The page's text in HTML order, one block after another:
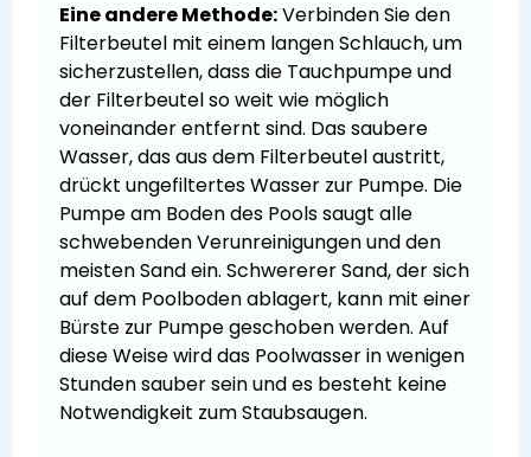
Eine andere Methode:Verbinden Sie den
Filterbeutel mit einem langen Schlauch, um
sicherzustellen, dass die Tauchpumpe und
der Filterbeutel so weit wie möglich
voneinander entfernt sind. Das saubere
Wasser, das aus dem Filterbeutel austritt,
drückt ungefiltertes Wasser zur Pumpe. Die
Pumpe am Boden des Pools saugt alle
schwebenden Verunreinigungen und den
meisten Sand ein. Schwererer Sand, der sich
auf dem Poolboden ablagert, kann mit einer
Bürste zur Pumpe geschoben werden. Auf
diese Weise wird das Poolwasser in wenigen
Stunden sauber sein und es besteht keine
Notwendigkeit zum Staubsaugen.